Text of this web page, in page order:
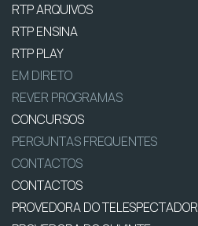
RTP ARQUIVOS
RTP ENSINA
RTP PLAY
EM DIRETO
REVER PROGRAMAS
CONCURSOS
PERGUNTAS FREQUENTES
CONTACTOS
CONTACTOS
PROVEDORA DO TELESPECTADOR